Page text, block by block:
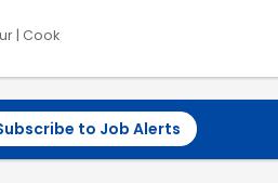
| Cook
to Job Alerts